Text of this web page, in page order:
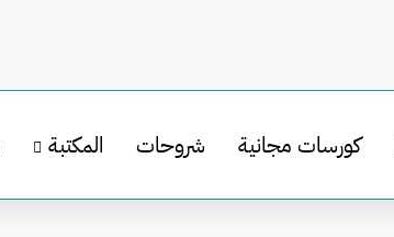
كورسات مجانية شروحات المكتبة